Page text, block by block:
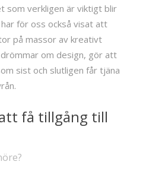
som verkligen är viktigt blir
för oss också visat att
på massor av kreativt
om design, gör att
sist och slutligen får tjäna
få tillgång till